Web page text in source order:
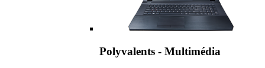
Polyvalents - Multimédia